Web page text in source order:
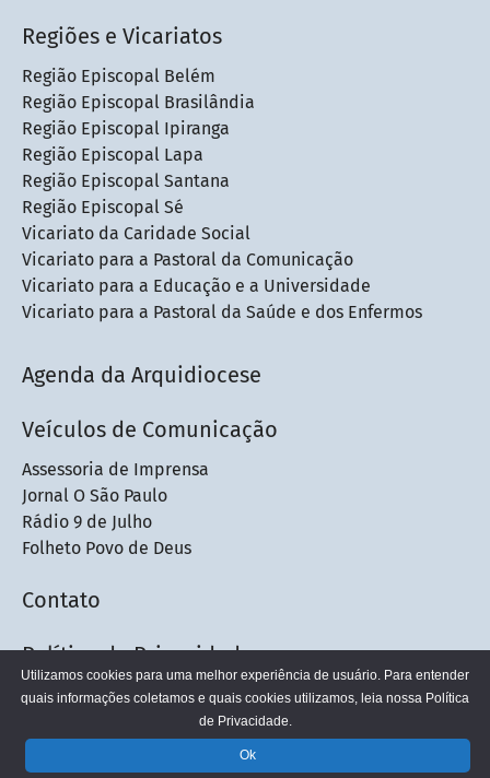
Regiões e Vicariatos
Região Episcopal Belém
Região Episcopal Brasilândia
Região Episcopal Ipiranga
Região Episcopal Lapa
Região Episcopal Santana
Região Episcopal Sé
Vicariato da Caridade Social
Vicariato para a Pastoral da Comunicação
Vicariato para a Educação e a Universidade
Vicariato para a Pastoral da Saúde e dos Enfermos
Agenda da Arquidiocese
Veículos de Comunicação
Assessoria de Imprensa
Jornal O São Paulo
Rádio 9 de Julho
Folheto Povo de Deus
Contato
Política de Privacidade
© 2026 - Arquidiocese de São Paulo
Ok
Utilizamos cookies para uma melhor experiência de usuário. Para entender
quais informações coletamos e quais cookies utilizamos, leia nossa Política
de Privacidade.